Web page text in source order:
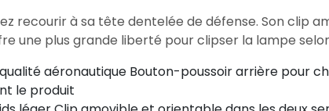
recourir à sa tête dentelée de défense. Son clip
une plus grande liberté pour clipser la lampe
aéronautique Bouton-poussoir arrière pour
le produit